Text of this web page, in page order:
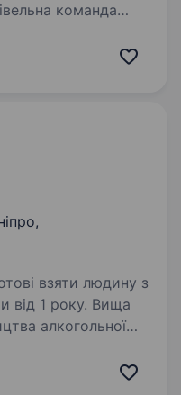
команда
взяти людину з
від 1 року. Вища
посади: